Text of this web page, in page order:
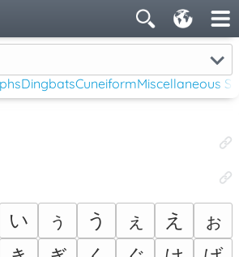
DingbatsCuneiformMiscellaneous
い ぅ う ぇ え
ぉ